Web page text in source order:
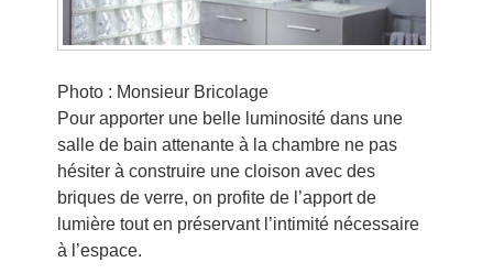
Photo : Monsieur Bricolage
Pour apporter une belle luminosité dans une
salle de bain attenante à la chambre ne pas
hésiter à construire une cloison avec des
briques de verre, on profite de l’apport de
lumière tout en préservant l’intimité nécessaire
à l’espace.